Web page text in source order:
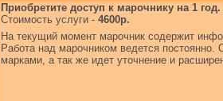
Приобретите доступ к марочнику на 1 год.
Стоимость услуги - 4600р.
На текущий момент марочник содержит
Работа над марочником ведется постоянно.
марками, а так же идет уточнение и